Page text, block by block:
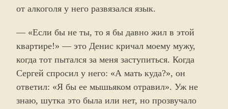
от алкоголя у него развязался язык.
— «Если бы не ты, то я бы давно жил в этой
квартире!» — это Денис кричал моему мужу,
когда тот пытался за меня заступиться. Когда
Сергей спросил у него: «А мать куда?», он
ответил: «Я бы ее мышьяком отравил». Уж не
знаю, шутка это была или нет, но прозвучало